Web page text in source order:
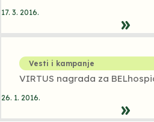
17. 3. 2016.
Vesti i kampanje
VIRTUS nagrada za
26. 1. 2016.